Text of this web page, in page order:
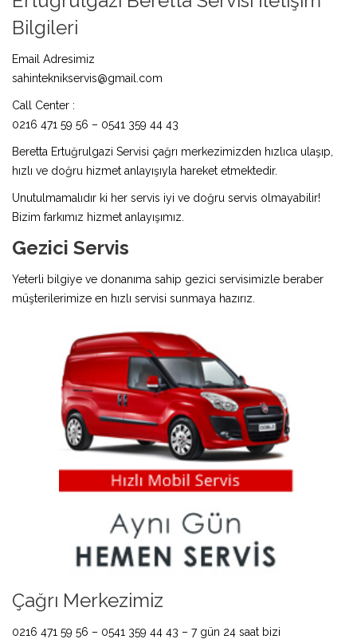
Bilgileri
Email Adresimiz
sahinteknikservis@gmail.com
Call Center :
0216 471 59 56 – 0541 359 44 43
Beretta Ertuğrulgazi Servisi çağrı merkezimizden hızlıca ulaşıp,
hızlı ve doğru hizmet anlayışıyla hareket etmektedir.
Unutulmamalıdır ki her servis iyi ve doğru servis olmayabilir!
Bizim farkımız hizmet anlayışımız.
Gezici Servis
Yeterli bilgiye ve donanıma sahip gezici servisimizle beraber
müşterilerimize en hızlı servisi sunmaya hazırız.
Çağrı Merkezimiz
0216 471 59 56 – 0541 359 44 43 – 7 gün 24 saat bizi